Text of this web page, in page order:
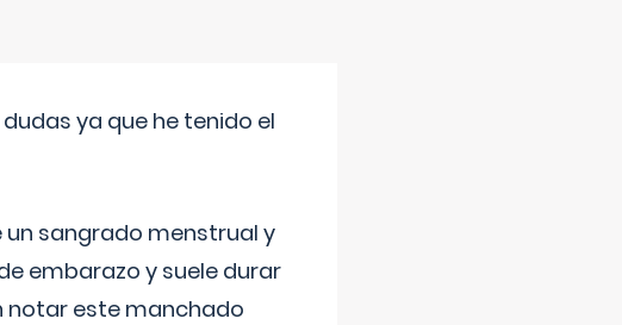
ya que he tenido el
sangrado menstrual y
embarazo y suele durar
notar este manchado